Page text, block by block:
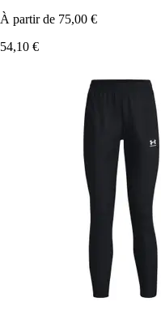
À partir de 75,00 €
54,10 €